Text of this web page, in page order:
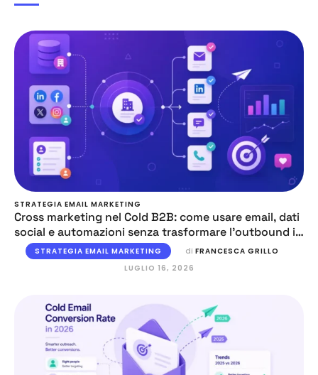
STRATEGIA EMAIL MARKETING
Cross marketing nel Cold B2B: come usare email, dati
social e automazioni senza trasformare l’outbound in
caosSTRATEGIA EMAIL MARKETING di FRANCESCA GRILLO
LUGLIO 16, 2026